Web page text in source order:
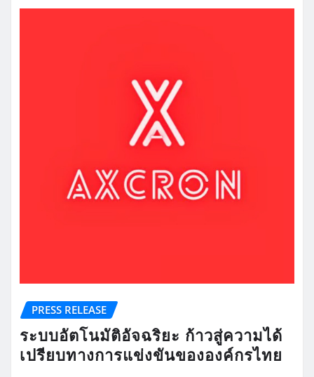
PRESS RELEASE
ระบบอัตโนมัติอัจฉริยะ ก้าวสู่ความได้
เปรียบทางการแข่งขันขององค์กรไทย